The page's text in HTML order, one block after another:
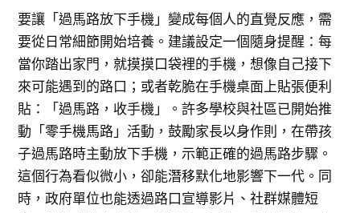
要讓「過馬路放下手機」變成每個人的直覺反應，需
要從日常細節開始培養。建議設定一個隨身提醒：每
當你踏出家門，就摸摸口袋裡的手機，想像自己接下
來可能遇到的路口；或者乾脆在手機桌面上貼張便利
貼：「過馬路，收手機」。許多學校與社區已開始推
動「零手機馬路」活動，鼓勵家長以身作則，在帶孩
子過馬路時主動放下手機，示範正確的過馬路步驟。
這個行為看似微小，卻能潛移默化地影響下一代。同
時，政府單位也能透過路口宣導影片、社群媒體短